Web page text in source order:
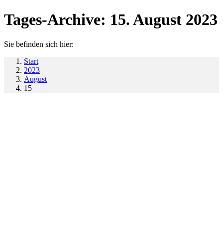
Tages-Archive: 15. August 2023
Sie befinden sich hier:
Start
2023
August
15